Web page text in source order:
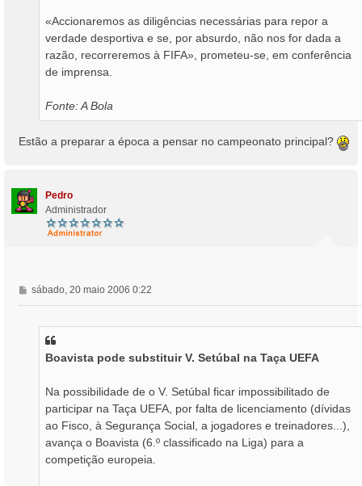
«Accionaremos as diligências necessárias para repor a
verdade desportiva e se, por absurdo, não nos for dada a
razão, recorreremos à FIFA», prometeu-se, em conferência
de imprensa.
Fonte: A Bola
Estão a preparar a época a pensar no campeonato principal?
Pedro
Administrador
M
e
sábado, 20 maio 2006 0:22
Boavista pode substituir V. Setúbal na Taça UEFA
Na possibilidade de o V. Setúbal ficar impossibilitado de
participar na Taça UEFA, por falta de licenciamento (dívidas
ao Fisco, à Segurança Social, a jogadores e treinadores...),
avança o Boavista (6.º classificado na Liga) para a
competição europeia.